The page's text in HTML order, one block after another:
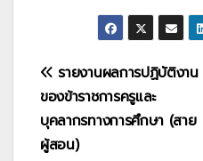
แนะแนว
เรื่อง
รายงานผลการปฏิบัติงาน
ของข้าราชการครูและ
บุคลากรทางการศึกษา (สาย
ผู้สอน)